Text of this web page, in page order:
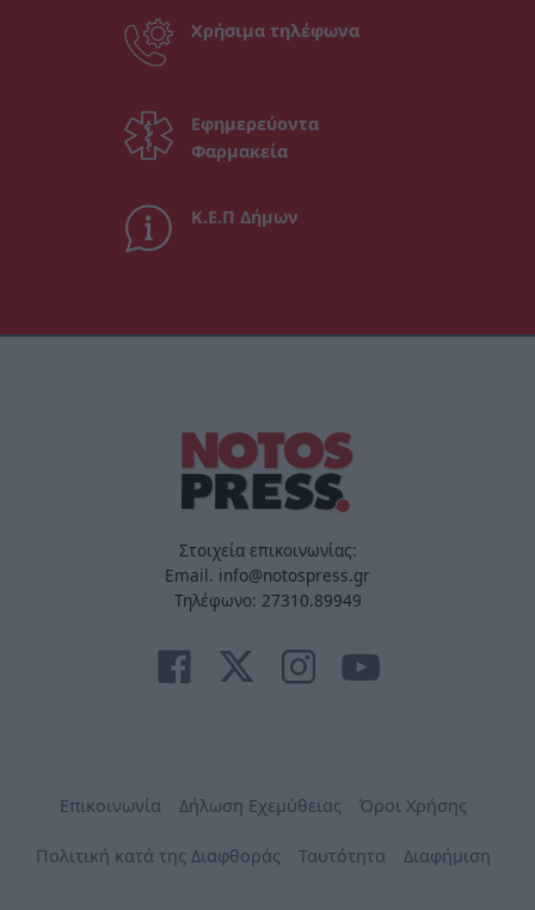
Χρήσιμα τηλέφωνα
Εφημερεύοντα
Φαρμακεία
Κ.Ε.Π Δήμων
Στοιχεία επικοινωνίας:
Email. info@notospress.gr
Τηλέφωνο: 27310.89949
Επικοινωνία Δήλωση Εχεμύθειας Όροι Χρήσης
Πολιτική κατά της Διαφθοράς Ταυτότητα Διαφήμιση